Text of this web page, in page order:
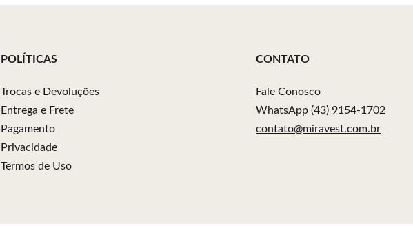
POLÍTICAS
Trocas e Devoluções
Entrega e Frete
Pagamento
Privacidade
Termos de Uso
CONTATO
Fale Conosco
WhatsApp (43) 9154-1702
contato@miravest.com.br